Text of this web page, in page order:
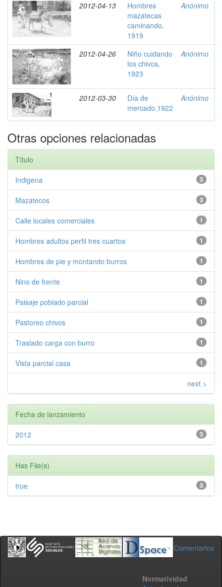
2012-04-13
Hombres
mazatecas
caminando,
1919
Anónimo
2012-04-26
Niño cuidando
los chivos,
1923
Anónimo
2012-03-30
Día de
mercado,1922
Anónimo
Otras opciones relacionadas
Título
3
Indigena
3
Mazatecos
1
Calle locales comerciales
1
Hombres adultos perfil tres cuartos
1
Hombres de pie y montando burros
1
Nino de frente
1
Paisaje poblado parcial
1
Pastoreo chivos
1
Traslado carga con burro
1
Vista parcial casa
next >
Fecha de lanzamiento
3
2012
Has File(s)
3
true
Comentarios
Normatividad